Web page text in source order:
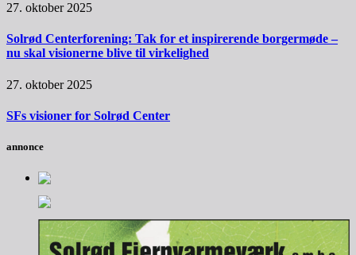
27. oktober 2025
Solrød Centerforening: Tak for et inspirerende borgermøde –
nu skal visionerne blive til virkelighed
27. oktober 2025
SFs visioner for Solrød Center
annonce